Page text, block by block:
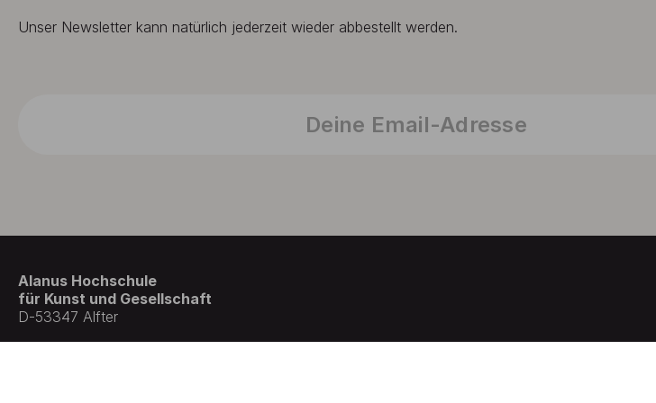
Unser Newsletter kann natürlich jederzeit wieder abbestellt werden.
Alanus Hochschule
für Kunst und Gesellschaft
D-53347 Alfter